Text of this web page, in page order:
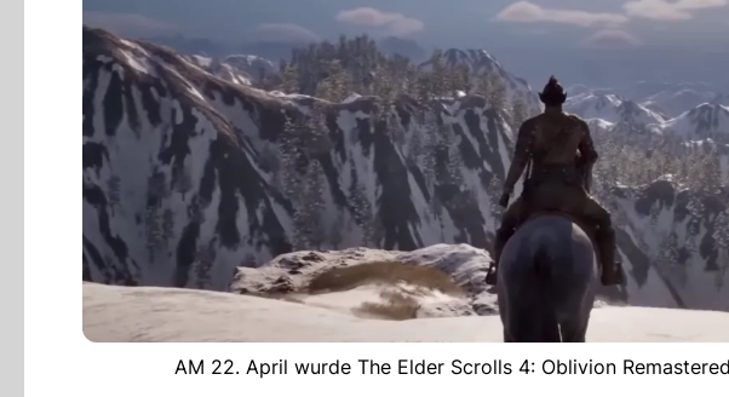
AM 22. April wurde The Elder Scrolls 4: Oblivion